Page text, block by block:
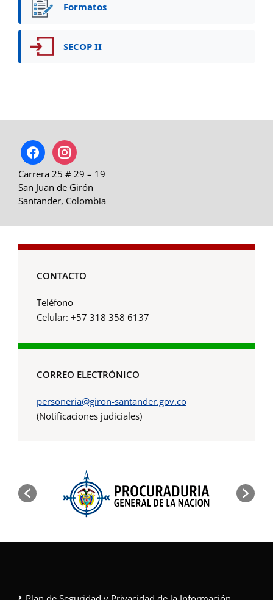
Formatos
SECOP II
facebookinstagram
Carrera 25 # 29 – 19
San Juan de Girón
Santander, Colombia
CONTACTO
Teléfono
Celular: +57 318 358 6137
CORREO ELECTRÓNICO
personeria@giron-santander.gov.co
(Notificaciones judiciales)